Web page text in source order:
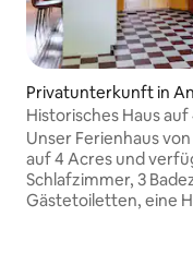
Privatunterkunft in
Historisches Haus auf
Whirlpool, Pool, Tiki-
Unser Ferienhaus
auf 4 Acres und
Schlafzimmer, 3
Gästetoiletten, eine